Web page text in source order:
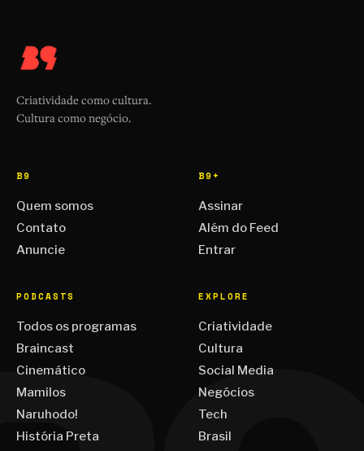
Criatividade como cultura.
Cultura como negócio.
B9
Quem somos
Contato
Anuncie
B9+
Assinar
Além do Feed
Entrar
PODCASTS
Todos os programas
Braincast
Cinemático
Mamilos
Naruhodo!
História Preta
EXPLORE
Criatividade
Cultura
Social Media
Negócios
Tech
Brasil